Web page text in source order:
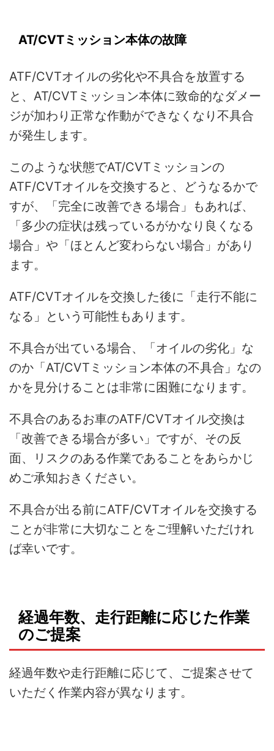
AT/CVTミッション本体の故障
ATF/CVTオイルの劣化や不具合を放置する
と、AT/CVTミッション本体に致命的なダメー
ジが加わり正常な作動ができなくなり不具合
が発生します。
このような状態でAT/CVTミッションの
ATF/CVTオイルを交換すると、どうなるかで
すが、「完全に改善できる場合」もあれば、
「多少の症状は残っているがかなり良くなる
場合」や「ほとんど変わらない場合」があり
ます。
ATF/CVTオイルを交換した後に「走行不能に
なる」という可能性もあります。
不具合が出ている場合、「オイルの劣化」な
のか「AT/CVTミッション本体の不具合」なの
かを見分けることは非常に困難になります。
不具合のあるお車のATF/CVTオイル交換は
「改善できる場合が多い」ですが、その反
面、リスクのある作業であることをあらかじ
めご承知おきください。
不具合が出る前にATF/CVTオイルを交換する
ことが非常に大切なことをご理解いただけれ
ば幸いです。
経過年数、走行距離に応じた作業
のご提案
経過年数や走行距離に応じて、ご提案させて
いただく作業内容が異なります。